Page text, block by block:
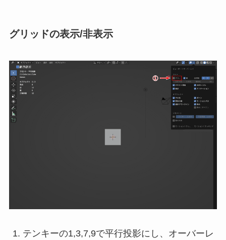
グリッドの表示/非表示
テンキーの1,3,7,9で平行投影にし、オーバーレ